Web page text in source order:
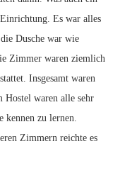
Es war alles
Dusche war wie
Zimmer waren ziemlich
Insgesamt waren
Hostel waren alle sehr
zu lernen.
Zimmern reichte es